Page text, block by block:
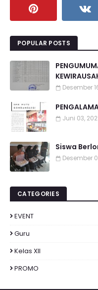
POPULAR POSTS
Desember
Juni 03,
Siswa
Desember
CATEGORIES
EVENT
Guru
Kelas XII
PROMO